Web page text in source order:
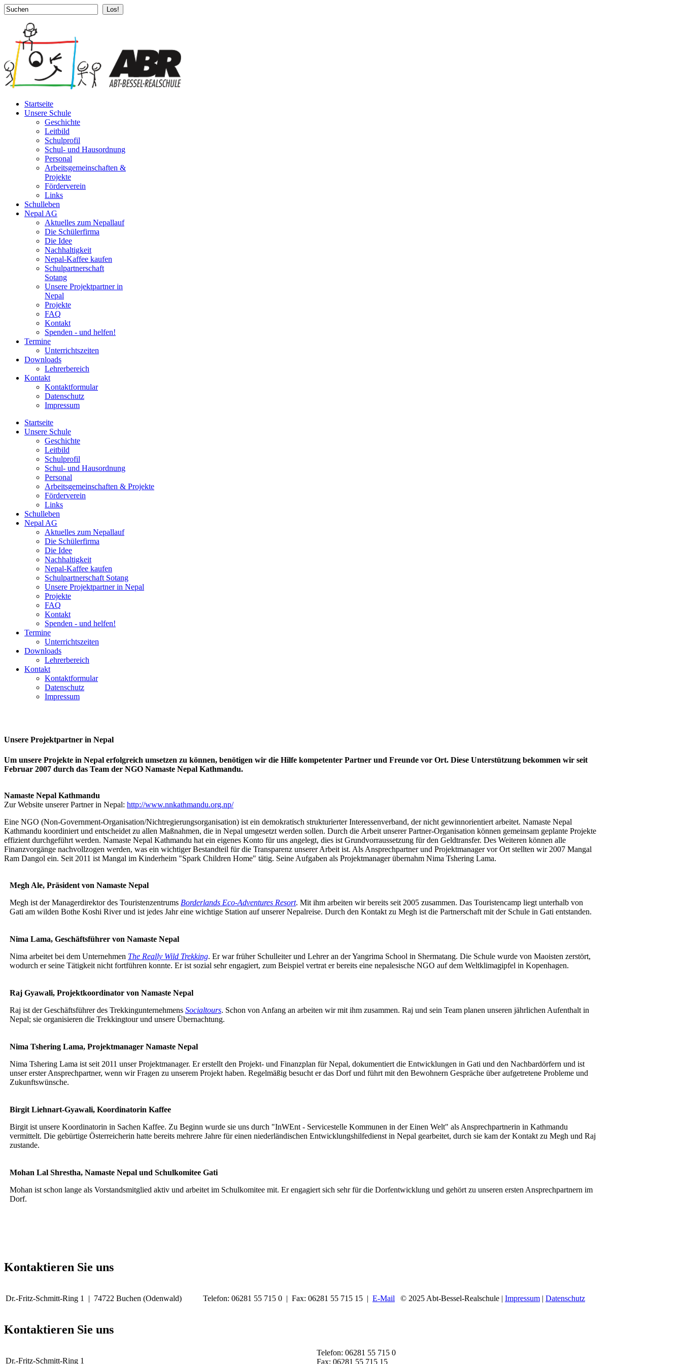
Los!
Startseite
Unsere Schule
Geschichte
Leitbild
Schulprofil
Schul- und Hausordnung
Personal
Arbeitsgemeinschaften &
Projekte
Förderverein
Links
Schulleben
Nepal AG
Aktuelles zum Nepallauf
Die Schülerfirma
Die Idee
Nachhaltigkeit
Nepal-Kaffee kaufen
Schulpartnerschaft
Sotang
Unsere Projektpartner in
Nepal
Projekte
FAQ
Kontakt
Spenden - und helfen!
Termine
Unterrichtszeiten
Downloads
Lehrerbereich
Kontakt
Kontaktformular
Datenschutz
Impressum
Startseite
Unsere Schule
Geschichte
Leitbild
Schulprofil
Schul- und Hausordnung
Personal
Arbeitsgemeinschaften & Projekte
Förderverein
Links
Schulleben
Nepal AG
Aktuelles zum Nepallauf
Die Schülerfirma
Die Idee
Nachhaltigkeit
Nepal-Kaffee kaufen
Schulpartnerschaft Sotang
Unsere Projektpartner in Nepal
Projekte
FAQ
Kontakt
Spenden - und helfen!
Termine
Unterrichtszeiten
Downloads
Lehrerbereich
Kontakt
Kontaktformular
Datenschutz
Impressum
Unsere Projektpartner in Nepal
Um unsere Projekte in Nepal erfolgreich umsetzen zu können, benötigen wir die Hilfe kompetenter Partner und Freunde vor Ort. Diese Unterstützung bekommen wir seit
Februar 2007 durch das Team der NGO Namaste Nepal Kathmandu.
Namaste Nepal Kathmandu
Zur Website unserer Partner in Nepal: http://www.nnkathmandu.org.np/
Eine NGO (Non-Government-Organisation/Nichtregierungsorganisation) ist ein demokratisch strukturierter Interessenverband, der nicht gewinnorientiert arbeitet. Namaste Nepal
Kathmandu koordiniert und entscheidet zu allen Maßnahmen, die in Nepal umgesetzt werden sollen. Durch die Arbeit unserer Partner-Organisation können gemeinsam geplante Projekte
effizient durchgeführt werden. Namaste Nepal Kathmandu hat ein eigenes Konto für uns angelegt, dies ist Grundvorraussetzung für den Geldtransfer. Des Weiteren können alle
Finanzvorgänge nachvollzogen werden, was ein wichtiger Bestandteil für die Transparenz unserer Arbeit ist. Als Ansprechpartner und Projektmanager vor Ort stellten wir 2007 Mangal
Ram Dangol ein. Seit 2011 ist Mangal im Kinderheim "Spark Children Home" tätig. Seine Aufgaben als Projektmanager übernahm Nima Tshering Lama.
Megh Ale, Präsident von Namaste Nepal
Megh ist der Managerdirektor des Touristenzentrums Borderlands Eco-Adventures Resort. Mit ihm arbeiten wir bereits seit 2005 zusammen. Das Touristencamp liegt unterhalb von
Gati am wilden Bothe Koshi River und ist jedes Jahr eine wichtige Station auf unserer Nepalreise. Durch den Kontakt zu Megh ist die Partnerschaft mit der Schule in Gati entstanden.
Nima Lama, Geschäftsführer von Namaste Nepal
Nima arbeitet bei dem Unternehmen The Really Wild Trekking. Er war früher Schulleiter und Lehrer an der Yangrima School in Shermatang. Die Schule wurde von Maoisten zerstört,
wodurch er seine Tätigkeit nicht fortführen konnte. Er ist sozial sehr engagiert, zum Beispiel vertrat er bereits eine nepalesische NGO auf dem Weltklimagipfel in Kopenhagen.
Raj Gyawali, Projektkoordinator von Namaste Nepal
Raj ist der Geschäftsführer des Trekkingunternehmens Socialtours. Schon von Anfang an arbeiten wir mit ihm zusammen. Raj und sein Team planen unseren jährlichen Aufenthalt in
Nepal; sie organisieren die Trekkingtour und unsere Übernachtung.
Nima Tshering Lama, Projektmanager Namaste Nepal
Nima Tshering Lama ist seit 2011 unser Projektmanager. Er erstellt den Projekt- und Finanzplan für Nepal, dokumentiert die Entwicklungen in Gati und den Nachbardörfern und ist
unser erster Ansprechpartner, wenn wir Fragen zu unserem Projekt haben. Regelmäßig besucht er das Dorf und führt mit den Bewohnern Gespräche über aufgetretene Probleme und
Zukunftswünsche.
Birgit Liehnart-Gyawali, Koordinatorin Kaffee
Birgit ist unsere Koordinatorin in Sachen Kaffee. Zu Beginn wurde sie uns durch "InWEnt - Servicestelle Kommunen in der Einen Welt" als Ansprechpartnerin in Kathmandu
vermittelt. Die gebürtige Österreicherin hatte bereits mehrere Jahre für einen niederländischen Entwicklungshilfedienst in Nepal gearbeitet, durch sie kam der Kontakt zu Megh und Raj
zustande.
Mohan Lal Shrestha, Namaste Nepal und Schulkomitee Gati
Mohan ist schon lange als Vorstandsmitglied aktiv und arbeitet im Schulkomitee mit. Er engagiert sich sehr für die Dorfentwicklung und gehört zu unseren ersten Ansprechpartnern im
Dorf.
Kontaktieren Sie uns
Dr.-Fritz-Schmitt-Ring 1 | 74722 Buchen (Odenwald) Telefon: 06281 55 715 0 | Fax: 06281 55 715 15 | E-Mail © 2025 Abt-Bessel-Realschule | Impressum | Datenschutz
Kontaktieren Sie uns
Dr.-Fritz-Schmitt-Ring 1
Telefon: 06281 55 715 0
Fax: 06281 55 715 15